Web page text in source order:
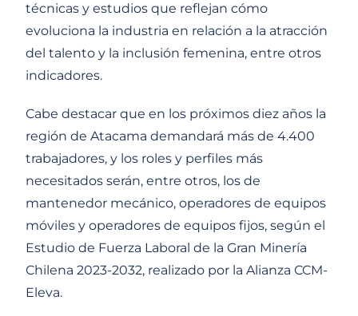
técnicas y estudios que reflejan cómo
evoluciona la industria en relación a la atracción
del talento y la inclusión femenina, entre otros
indicadores.
Cabe destacar que en los próximos diez años la
región de Atacama demandará más de 4.400
trabajadores, y los roles y perfiles más
necesitados serán, entre otros, los de
mantenedor mecánico, operadores de equipos
móviles y operadores de equipos fijos, según el
Estudio de Fuerza Laboral de la Gran Minería
Chilena 2023-2032, realizado por la Alianza CCM-
Eleva.